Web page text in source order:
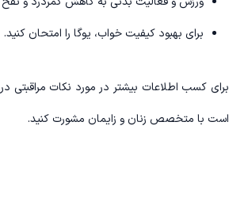
برای بهبود کیفیت خواب، یوگا را امتحان کنید.
برای کسب اطلاعات بیشتر در مورد نکات مراقبتی در
است با متخصص زنان و زایمان مشورت کنید.